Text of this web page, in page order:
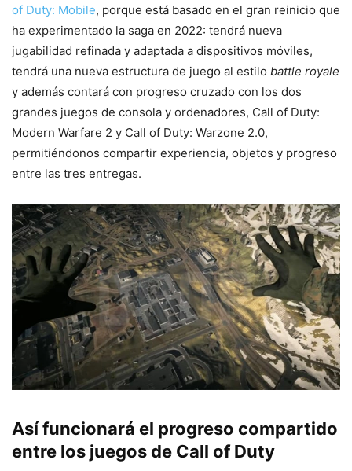
of Duty: Mobile, porque está basado en el gran reinicio que
ha experimentado la saga en 2022: tendrá nueva
jugabilidad refinada y adaptada a dispositivos móviles,
tendrá una nueva estructura de juego al estilo battle royale
y además contará con progreso cruzado con los dos
grandes juegos de consola y ordenadores, Call of Duty:
Modern Warfare 2 y Call of Duty: Warzone 2.0,
permitiéndonos compartir experiencia, objetos y progreso
entre las tres entregas.
Así funcionará el progreso compartido
entre los juegos de Call of Duty